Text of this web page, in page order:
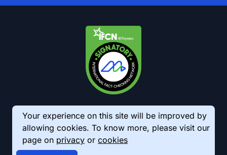
Your experience on this site will be improved by
allowing cookies. To know more, please visit our
page on privacy or cookies
© 2026 AkhbarMeter. All Rights Reserved